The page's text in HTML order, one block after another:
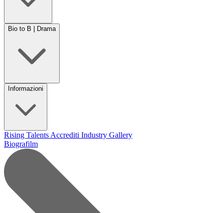
Bio to B | Drama
Informazioni
Rising Talents Accrediti Industry Gallery
Biografilm